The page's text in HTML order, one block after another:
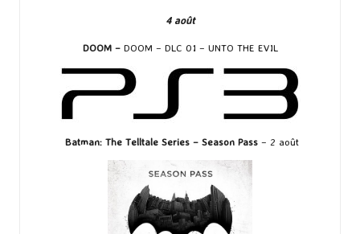
4 août
DOOM – DOOM – DLC 01 – UNTO THE EVIL
Batman: The Telltale Series – Season Pass– 2 août